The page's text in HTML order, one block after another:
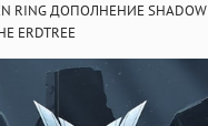
RING ДОПОЛНЕНИЕ SHADOW
ERDTREE